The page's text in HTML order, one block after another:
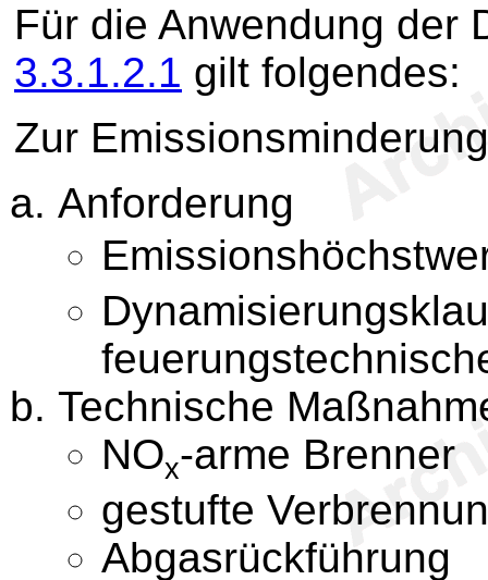
Für die Anwendung der
3.3.1.2.1 gilt folgendes:
Zur
Anforderung
Technische
NOx-arme Brenner
gestufte
Abgasrückführung